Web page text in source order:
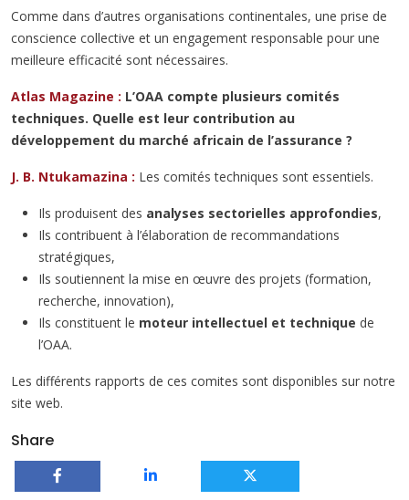
Comme dans d’autres organisations continentales, une prise de
conscience collective et un engagement responsable pour une
meilleure efficacité sont nécessaires.
Atlas Magazine : L’OAA compte plusieurs comités
techniques. Quelle est leur contribution au
développement du marché africain de l’assurance ?
J. B. Ntukamazina : Les comités techniques sont essentiels.
Ils produisent des analyses sectorielles approfondies,
Ils contribuent à l’élaboration de recommandations
stratégiques,
Ils soutiennent la mise en œuvre des projets (formation,
recherche, innovation),
Ils constituent le moteur intellectuel et technique de
l’OAA.
Les différents rapports de ces comites sont disponibles sur notre
site web.
Share